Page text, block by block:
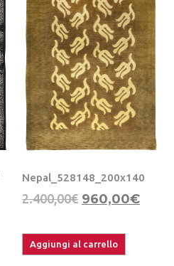
Nepal_528148_200x140
2.400,00€ 960,00€
Aggiungi al carrello